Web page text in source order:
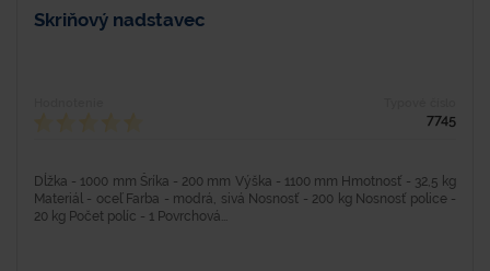
Skriňový nadstavec
7745
Dĺžka - 1000 mm Šríka - 200 mm Výška - 1100 mm Hmotnosť - 32,5 kg
Materiál - oceľ Farba - modrá, sivá Nosnosť - 200 kg Nosnosť police -
20 kg Počet políc - 1 Povrchová...